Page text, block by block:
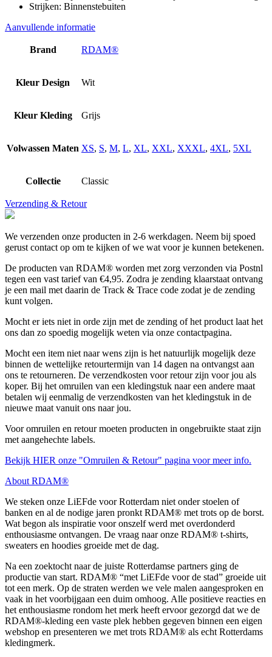
Strijken: Binnenstebuiten
Aanvullende informatie
Brand RDAM®
Kleur Design Wit
Kleur Kleding Grijs
Volwassen Maten XS, S, M, L, XL, XXL, XXXL, 4XL, 5XL
Collectie Classic
Verzending & Retour
We verzenden onze producten in 2-6 werkdagen. Neem bij spoed
gerust contact op om te kijken of we wat voor je kunnen betekenen.
De producten van RDAM® worden met zorg verzonden via Postnl
tegen een vast tarief van €4,95. Zodra je zending klaarstaat ontvang
je een mail met daarin de Track & Trace code zodat je de zending
kunt volgen.
Mocht er iets niet in orde zijn met de zending of het product laat het
ons dan zo spoedig mogelijk weten via onze contactpagina.
Mocht een item niet naar wens zijn is het natuurlijk mogelijk deze
binnen de wettelijke retourtermijn van 14 dagen na ontvangst aan
ons te retourneren. De verzendkosten voor retour zijn voor jou als
koper. Bij het omruilen van een kledingstuk naar een andere maat
betalen wij eenmalig de verzendkosten van het kledingstuk in de
nieuwe maat vanuit ons naar jou.
Voor omruilen en retour moeten producten in ongebruikte staat zijn
met aangehechte labels.
Bekijk HIER onze "Omruilen & Retour" pagina voor meer info.
About RDAM®
We steken onze LiEFde voor Rotterdam niet onder stoelen of
banken en al de nodige jaren pronkt RDAM® met trots op de borst.
Wat begon als inspiratie voor onszelf werd met overdonderd
enthousiasme ontvangen. De vraag naar onze RDAM® t-shirts,
sweaters en hoodies groeide met de dag.
Na een zoektocht naar de juiste Rotterdamse partners ging de
productie van start. RDAM® “met LiEFde voor de stad” groeide uit
tot een merk. Op de straten werden we vele malen aangesproken en
vaak in het voorbijgaan een duim omhoog. Alle positieve reacties en
het enthousiasme rondom het merk heeft ervoor gezorgd dat we de
RDAM®-kleding een vaste plek hebben gegeven binnen een eigen
webshop en presenteren we met trots RDAM® als echt Rotterdams
kledingmerk.